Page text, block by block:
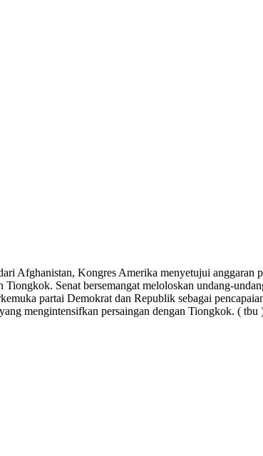
Afghanistan, Kongres Amerika menyetujui anggaran
Senat bersemangat meloloskan undang-
partai Demokrat dan Republik sebagai
mengintensifkan persaingan dengan Tiongkok. ( tbu